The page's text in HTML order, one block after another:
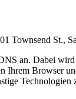
Townsend St.,
an. Dabei
Browser